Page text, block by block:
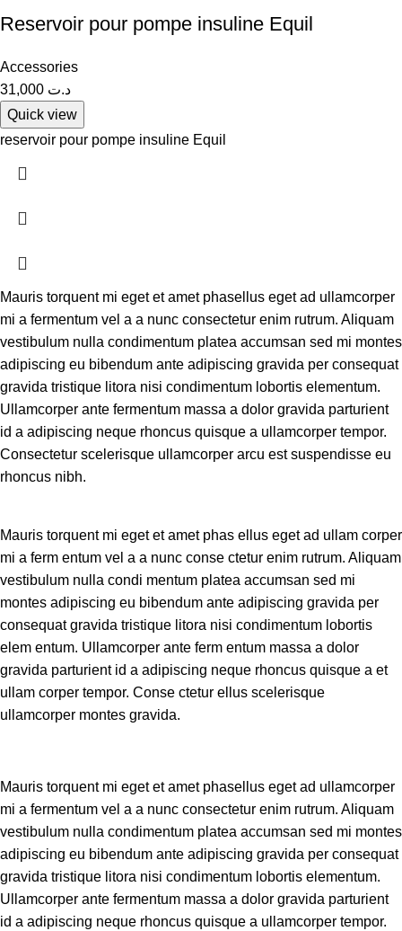
Reservoir pour pompe insuline Equil
Accessories
د.ت
Quick view
reservoir pour pompe insuline Equil
Mauris torquent mi eget et amet phasellus eget ad ullamcorper
mi a fermentum vel a a nunc consectetur enim rutrum. Aliquam
vestibulum nulla condimentum platea accumsan sed mi montes
adipiscing eu bibendum ante adipiscing gravida per consequat
gravida tristique litora nisi condimentum lobortis elementum.
Ullamcorper ante fermentum massa a dolor gravida parturient
id a adipiscing neque rhoncus quisque a ullamcorper tempor.
Consectetur scelerisque ullamcorper arcu est suspendisse eu
rhoncus nibh.
Mauris torquent mi eget et amet phas ellus eget ad ullam corper
mi a ferm entum vel a a nunc conse ctetur enim rutrum. Aliquam
vestibulum nulla condi mentum platea accumsan sed mi
montes adipiscing eu bibendum ante adipiscing gravida per
consequat gravida tristique litora nisi condimentum lobortis
elem entum. Ullamcorper ante ferm entum massa a dolor
gravida parturient id a adipiscing neque rhoncus quisque a et
ullam corper tempor. Conse ctetur ellus scelerisque
ullamcorper montes gravida.
Mauris torquent mi eget et amet phasellus eget ad ullamcorper
mi a fermentum vel a a nunc consectetur enim rutrum. Aliquam
vestibulum nulla condimentum platea accumsan sed mi montes
adipiscing eu bibendum ante adipiscing gravida per consequat
gravida tristique litora nisi condimentum lobortis elementum.
Ullamcorper ante fermentum massa a dolor gravida parturient
id a adipiscing neque rhoncus quisque a ullamcorper tempor.